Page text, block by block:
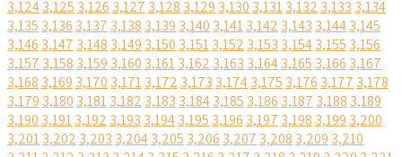
3,1243,125 3,126 3,127 3,128 3,129 3,130 3,1313,132 3,133 3,134
3,135 3,136 3,137 3,138 3,139 3,140 3,1413,142 3,143 3,1443,145
3,146 3,147 3,148 3,149 3,150 3,1513,152 3,153 3,1543,155 3,156
3,157 3,158 3,159 3,160 3,1613,162 3,163 3,1643,165 3,166 3,167
3,168 3,169 3,170 3,1713,172 3,173 3,1743,175 3,176 3,177 3,178
3,179 3,180 3,1813,182 3,183 3,1843,185 3,186 3,187 3,188 3,189
3,190 3,1913,192 3,193 3,1943,195 3,196 3,197 3,198 3,199 3,200
3,2013,202 3,203 3,2043,205 3,206 3,207 3,208 3,209 3,210